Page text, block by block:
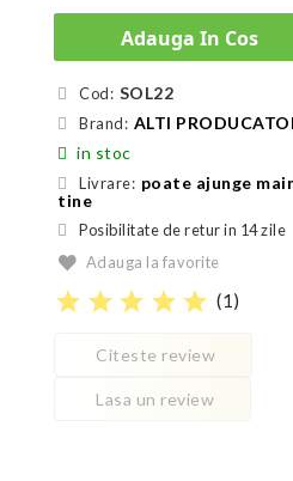
Adauga In Cos
Cod: SOL22
Brand: ALTI
in stoc
Livrare: poate ajunge
tine
Posibilitate de retur in 14 zile
Adauga la favorite
star star star star star (1)
Citeste review
Lasa un review